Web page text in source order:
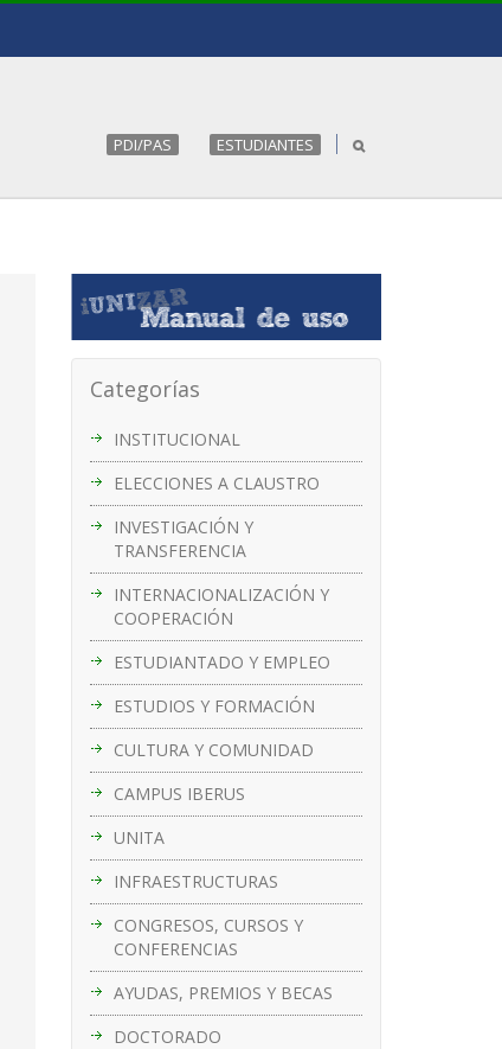
PDI/PAS ESTUDIANTES
Categorías
INSTITUCIONAL
ELECCIONES A CLAUSTRO
INVESTIGACIÓN Y
TRANSFERENCIA
INTERNACIONALIZACIÓN Y
COOPERACIÓN
ESTUDIANTADO Y EMPLEO
ESTUDIOS Y FORMACIÓN
CULTURA Y COMUNIDAD
CAMPUS IBERUS
UNITA
INFRAESTRUCTURAS
CONGRESOS, CURSOS Y
CONFERENCIAS
AYUDAS, PREMIOS Y BECAS
DOCTORADO